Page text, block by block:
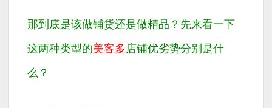
那到底是该做铺货还是做精品？先来看一下
这两种类型的美客多 店铺优劣势分别是什
么？